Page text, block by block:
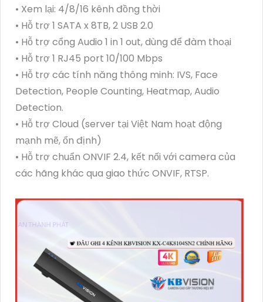
• Xem lại: 4/8/16 kênh đồng thời
• Hỗ trợ 1 SATA x 8TB, 2 USB 2.0
• Hỗ trợ cổng Audio 1 in 1 out, dùng để đàm thoại
• Hỗ trợ 1 RJ45 port 10/100 Mbps
• Hỗ trợ các tính năng thông minh: IVS, Face
Detection, People Counting, Heatmap, Audio
Detection.
• Hỗ trợ Cloud (server tại Việt Nam hoạt động
mạnh mẽ, ổn định)
• Hỗ trợ chuẩn ONVIF 2.4, kết nối với camera của
các hãng khác qua giao thức ONVIF, RTSP.